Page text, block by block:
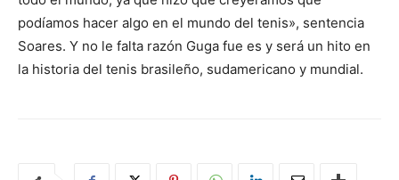
podíamos hacer algo en el mundo del tenis», sentencia
Soares. Y no le falta razón Guga fue es y será un hito en
la historia del tenis brasileño, sudamericano y mundial.